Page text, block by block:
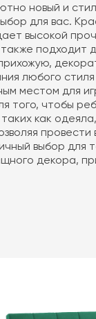
новый и
для вас.
высокой
любого
местом для
того, чтобы
как
выбор для
декора,